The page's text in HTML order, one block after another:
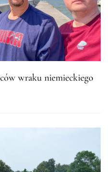
wraku niemieckiego